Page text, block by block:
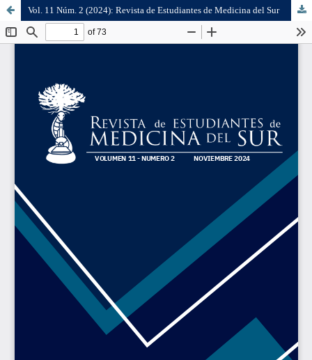
Vol. 11 Núm. 2 (2024): Revista de Estudiantes de Medicina del Sur